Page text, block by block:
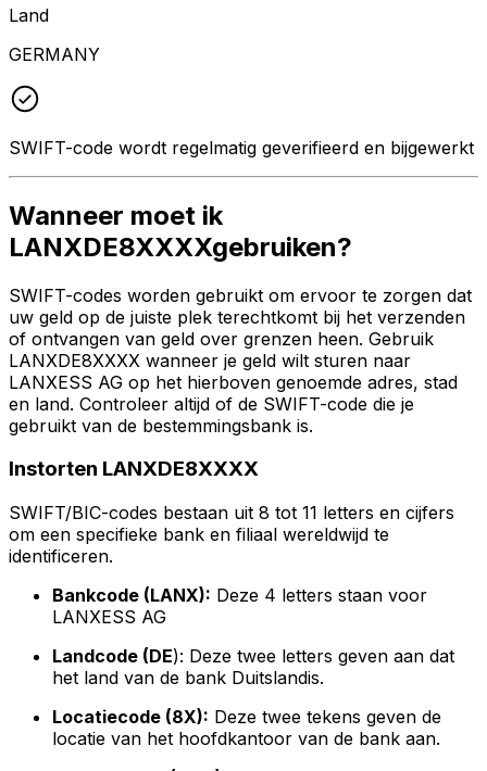
Land
GERMANY
SWIFT-code wordt regelmatig geverifieerd en bijgewerkt
Wanneer moet ik
LANXDE8XXXXgebruiken?
SWIFT-codes worden gebruikt om ervoor te zorgen dat
uw geld op de juiste plek terechtkomt bij het verzenden
of ontvangen van geld over grenzen heen. Gebruik
LANXDE8XXXX wanneer je geld wilt sturen naar
LANXESS AG op het hierboven genoemde adres, stad
en land. Controleer altijd of de SWIFT-code die je
gebruikt van de bestemmingsbank is.
Instorten LANXDE8XXXX
SWIFT/BIC-codes bestaan uit 8 tot 11 letters en cijfers
om een specifieke bank en filiaal wereldwijd te
identificeren.
Bankcode (LANX): Deze 4 letters staan voor
LANXESS AG
Landcode (DE): Deze twee letters geven aan dat
het land van de bank Duitslandis.
Locatiecode (8X): Deze twee tekens geven de
locatie van het hoofdkantoor van de bank aan.